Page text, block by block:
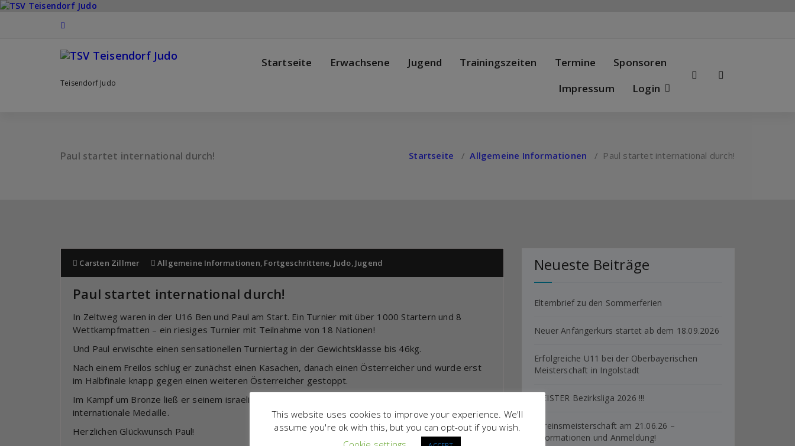
Zum
Teisendorf Judo
Startseite Erwachsene Jugend Trainingszeiten Termine
Sponsoren
Impressum
Login
Paul startet international durch! Startseite /Allgemeine Informationen / Paul startet international durch!
Carsten Zillmer Allgemeine Informationen, Fortgeschrittene, Judo, Jugend
Paul startet international durch!
In Zeltweg waren in der U16 Ben und Paul am Start. Ein Turnier mit über 1000 Startern und 8
Wettkampfmatten – ein riesiges Turnier mit Teilnahme von 18 Nationen!
Und Paul erwischte einen sensationellen Turniertag in der Gewichtsklasse bis 46kg.
Nach einem Freilos schlug er zunächst einen Kasachen, danach einen Österreicher und wurde erst
im Halbfinale knapp gegen einen weiteren Österreicher gestoppt.
Im Kampf um Bronze ließ er seinem israelischen Gegner keine Chance und holte damit seine erste
internationale Medaille.
Herzlichen Glückwunsch Paul!
Neueste Beiträge
Elternbrief zu den Sommerferien
Neuer Anfängerkurs startet ab dem 18.09.2026
Erfolgreiche U11 bei der Oberbayerischen
Meisterschaft in Ingolstadt
MEISTER Bezirksliga 2026 !!!
Vereinsmeisterschaft am 21.06.26 –
Informationen und Anmeldung!
This website uses cookies to improve your experience. We'll
assume you're ok with this, but you can opt-out if you wish.